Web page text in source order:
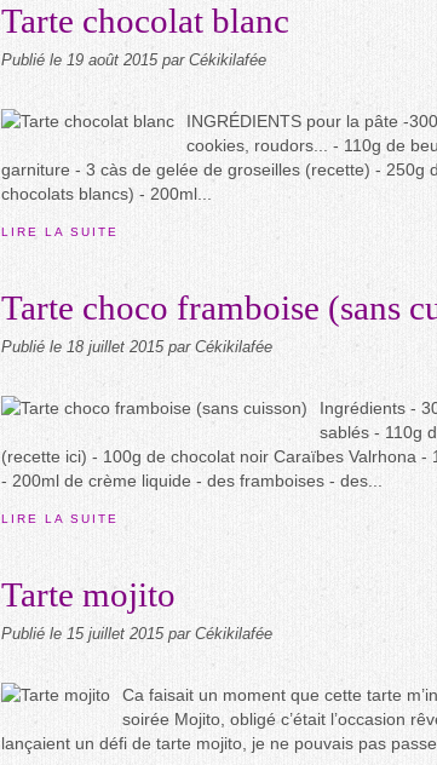
Tarte chocolat blanc
Publié le 19 août 2015 par Cékikilafée
INGRÉDIENTS pour la pâte -
cookies, roudors... - 110g de
garniture - 3 càs de gelée de groseilles (recette) - 250g
chocolats blancs) - 200ml...
LIRE LA SUITE
Tarte choco framboise (sans
Publié le 18 juillet 2015 par Cékikilafée
Ingrédients -
sablés - 110g
(recette ici) - 100g de chocolat noir Caraïbes Valrhona -
- 200ml de crème liquide - des framboises - des...
LIRE LA SUITE
Tarte mojito
Publié le 15 juillet 2015 par Cékikilafée
Ca faisait un moment que cette tarte
soirée Mojito, obligé c’était l’occasion
lançaient un défi de tarte mojito, je ne pouvais pas